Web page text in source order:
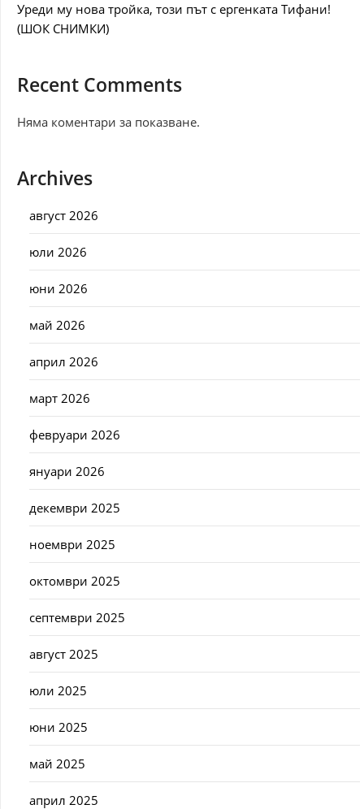
Уреди му нова тройка, този път с ергенката Тифани!
(ШОК СНИМКИ)
Recent Comments
Няма коментари за показване.
Archives
август 2026
юли 2026
юни 2026
май 2026
април 2026
март 2026
февруари 2026
януари 2026
декември 2025
ноември 2025
октомври 2025
септември 2025
август 2025
юли 2025
юни 2025
май 2025
април 2025